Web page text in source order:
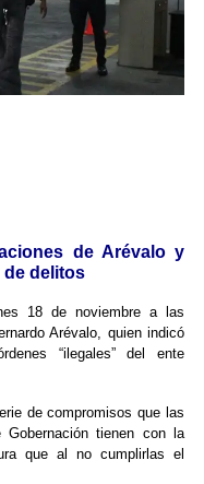
de Arévalo y
delitos
18 de noviembre a las
Arévalo, quien indicó
“ilegales” del ente
de compromisos que las
tienen con la
que al no cumplirlas el